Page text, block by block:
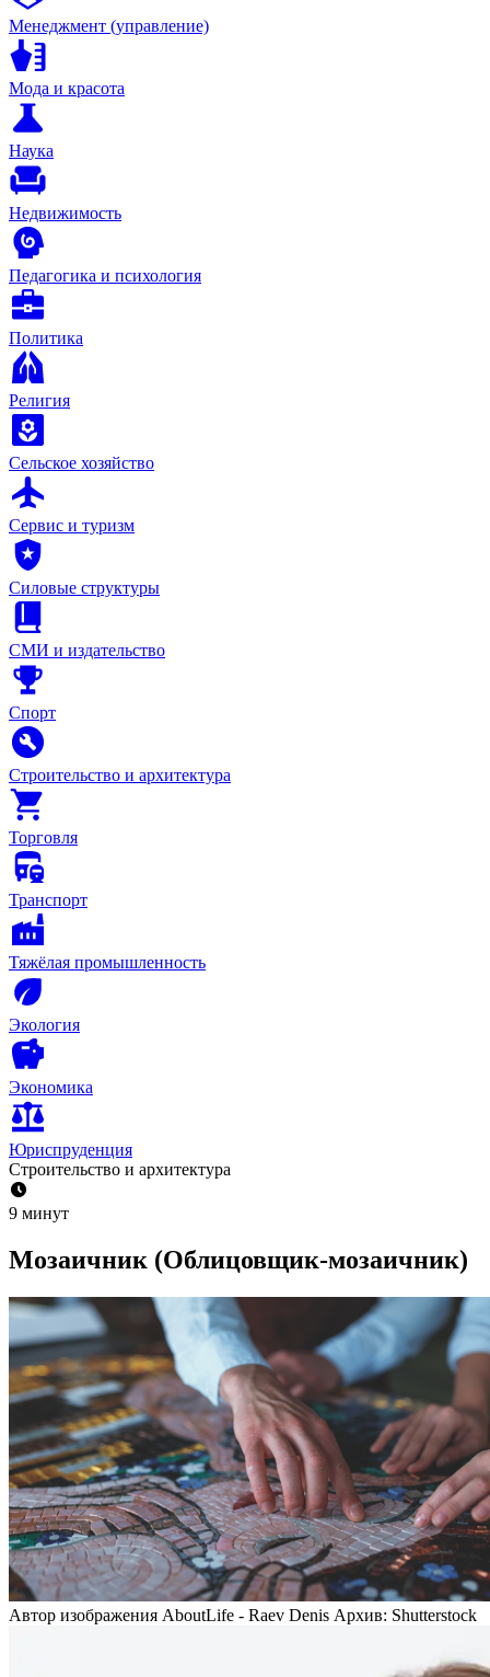
Менеджмент (управление)
Мода и красота
Наука
Недвижимость
Педагогика и психология
Политика
Религия
Сельское хозяйство
Сервис и туризм
Силовые структуры
СМИ и издательство
Спорт
Строительство и архитектура
Торговля
Транспорт
Тяжёлая промышленность
Экология
Экономика
Юриспруденция
Строительство и архитектура
9 минут
Мозаичник (Облицовщик-мозаичник)
Автор изображения AboutLife - Raev Denis Архив: Shutterstock